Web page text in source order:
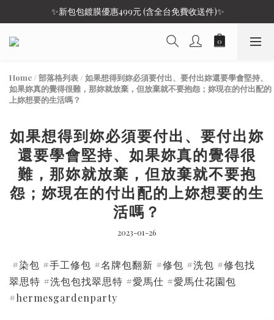
✨新包包鍍膜優惠499元 (含全台免費收送件)✨
Home / 部落格列表 / 如果想得到妳必須要付出、要付出妳還要學會堅持、
如果妳真的覺得很難，那妳就放棄，但放棄就不要抱怨；妳現在的付出配的
上妳想要的生活嗎？
如果想得到妳必須要付出、要付出妳
還要學會堅持、如果妳真的覺得很
難，那妳就放棄，但放棄就不要抱
怨；妳現在的付出配的上妳想要的生
活嗎？
2023-01-26
#染包 #手工修包 #名牌包翻新 #修包 #洗包 #修包找
翠思特 #洗包包找翠思特 #愛馬仕 #愛馬仕花園包
#hermesgardenparty